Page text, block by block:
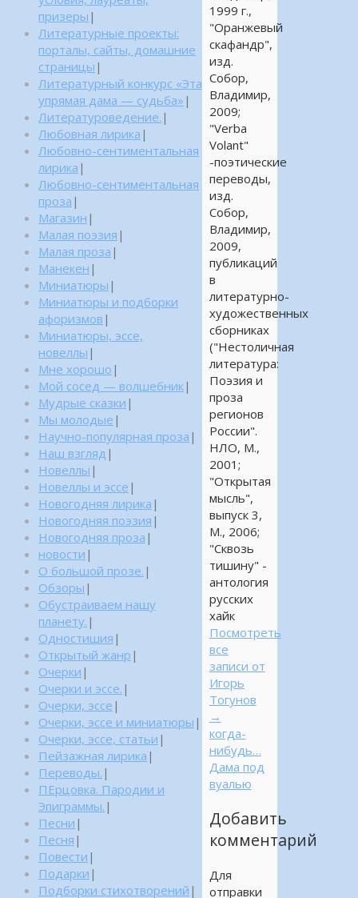
1999 г.,
"Оранжевый
скафандр",
изд.
Собор,
Владимир,
2009;
"Verba
Volant"
-поэтические
переводы,
изд.
Собор,
Владимир,
2009,
публикаций
в
литературно-
художественных
сборниках
("Нестоличная
литература:
Поэзия и
проза
регионов
России".
НЛО, М.,
2001;
"Открытая
мысль",
выпуск 3,
М., 2006;
"Сквозь
тишину" -
антология
русских
хайк
Посмотреть
все
записи от
Игорь
Тогунов
→
когда-
нибудь…
Дама под
вуалью
Добавить
комментарий
Для
отправки
призеры |
Литературные проекты:
порталы, сайты, домашние
страницы |
Литературный конкурс «Эта
упрямая дама — судьба» |
Литературоведение. |
Любовная лирика |
Любовно-сентиментальная
лирика |
Любовно-сентиментальная
проза |
Магазин |
Малая поэзия |
Малая проза |
Манекен |
Миниатюры |
Миниатюры и подборки
афоризмов |
Миниатюры, эссе,
новеллы |
Мне хорошо |
Мой сосед — волшебник|
Мудрые сказки |
Мы молодые |
Научно-популярная проза |
Наш взгляд |
Новеллы |
Новеллы и эссе |
Новогодняя лирика |
Новогодняя поэзия |
Новогодняя проза |
новости |
О большой прозе. |
Обзоры |
Обустраиваем нашу
планету. |
Одностишия |
Открытый жанр |
Очерки |
Очерки и эссе. |
Очерки, эссе |
Очерки, эссе и миниатюры |
Очерки, эссе, статьи |
Пейзажная лирика |
Переводы. |
ПЕрцовка. Пародии и
Эпиграммы. |
Песни |
Песня |
Повести |
Подарки |
Подборки стихотворений |